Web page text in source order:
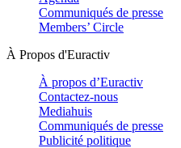
Communiqués de presse
Members’ Circle
À Propos d'Euractiv
À propos d’Euractiv
Contactez-nous
Mediahuis
Communiqués de presse
Publicité politique